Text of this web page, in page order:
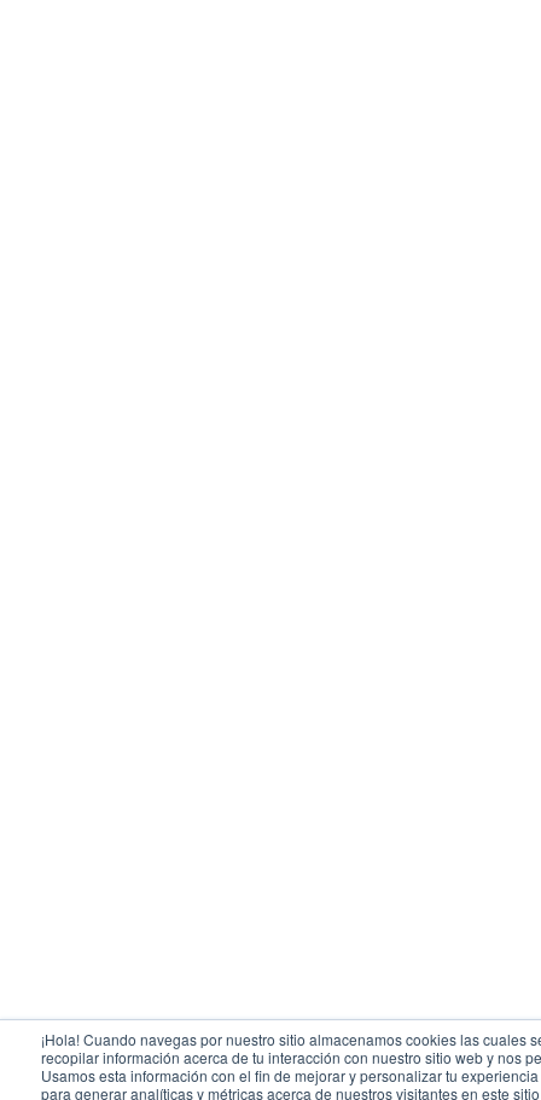
¡Hola! Cuando navegas por nuestro sitio almacenamos cookies las cuales
recopilar información acerca de tu interacción con nuestro sitio web y nos
Usamos esta información con el fin de mejorar y personalizar tu
para generar analíticas y métricas acerca de nuestros visitantes en este